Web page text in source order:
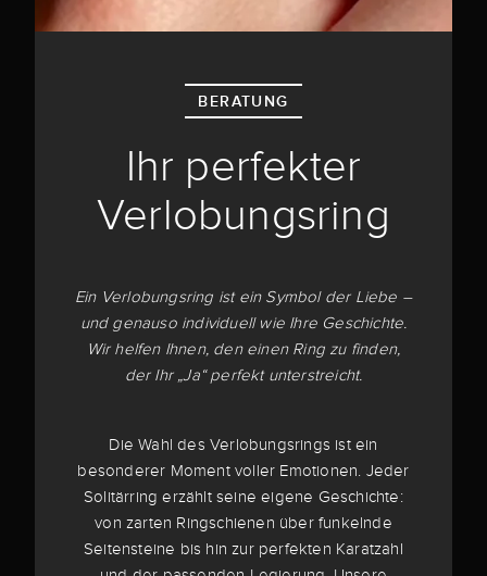
BERATUNG
Ihr perfekter
Verlobungsring
Ein Verlobungsring ist ein Symbol der Liebe –
und genauso individuell wie Ihre Geschichte.
Wir helfen Ihnen, den einen Ring zu finden,
der Ihr „Ja“ perfekt unterstreicht.
Die Wahl des Verlobungsrings ist ein
besonderer Moment voller Emotionen. Jeder
Solitärring erzählt seine eigene Geschichte:
von zarten Ringschienen über funkelnde
Seitensteine bis hin zur perfekten Karatzahl